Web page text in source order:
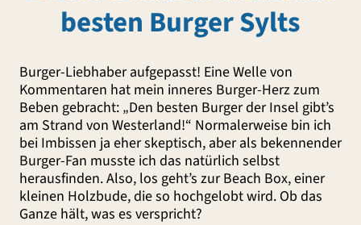
besten Burger Sylts
Burger-Liebhaber aufgepasst! Eine Welle von
Kommentaren hat mein inneres Burger-Herz zum
Beben gebracht: „Den besten Burger der Insel gibt’s
am Strand von Westerland!“ Normalerweise bin ich
bei Imbissen ja eher skeptisch, aber als bekennender
Burger-Fan musste ich das natürlich selbst
herausfinden. Also, los geht’s zur Beach Box, einer
kleinen Holzbude, die so hochgelobt wird. Ob das
Ganze hält, was es verspricht?